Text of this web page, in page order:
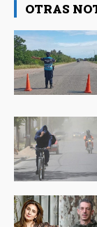
OTRAS